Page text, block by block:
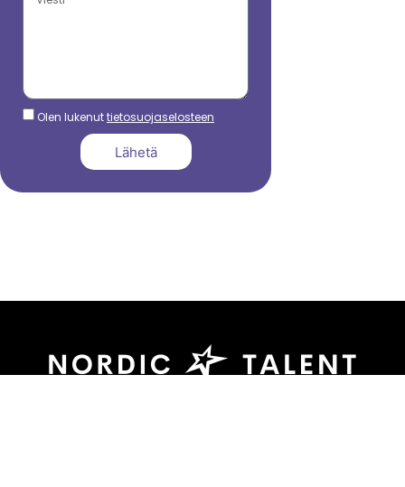
Olen lukenuttietosuojaselosteen
Lähetä